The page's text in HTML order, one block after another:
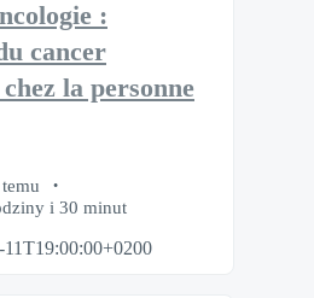
:
cancer
la personne
i 30 minut
11T19:00:00+0200